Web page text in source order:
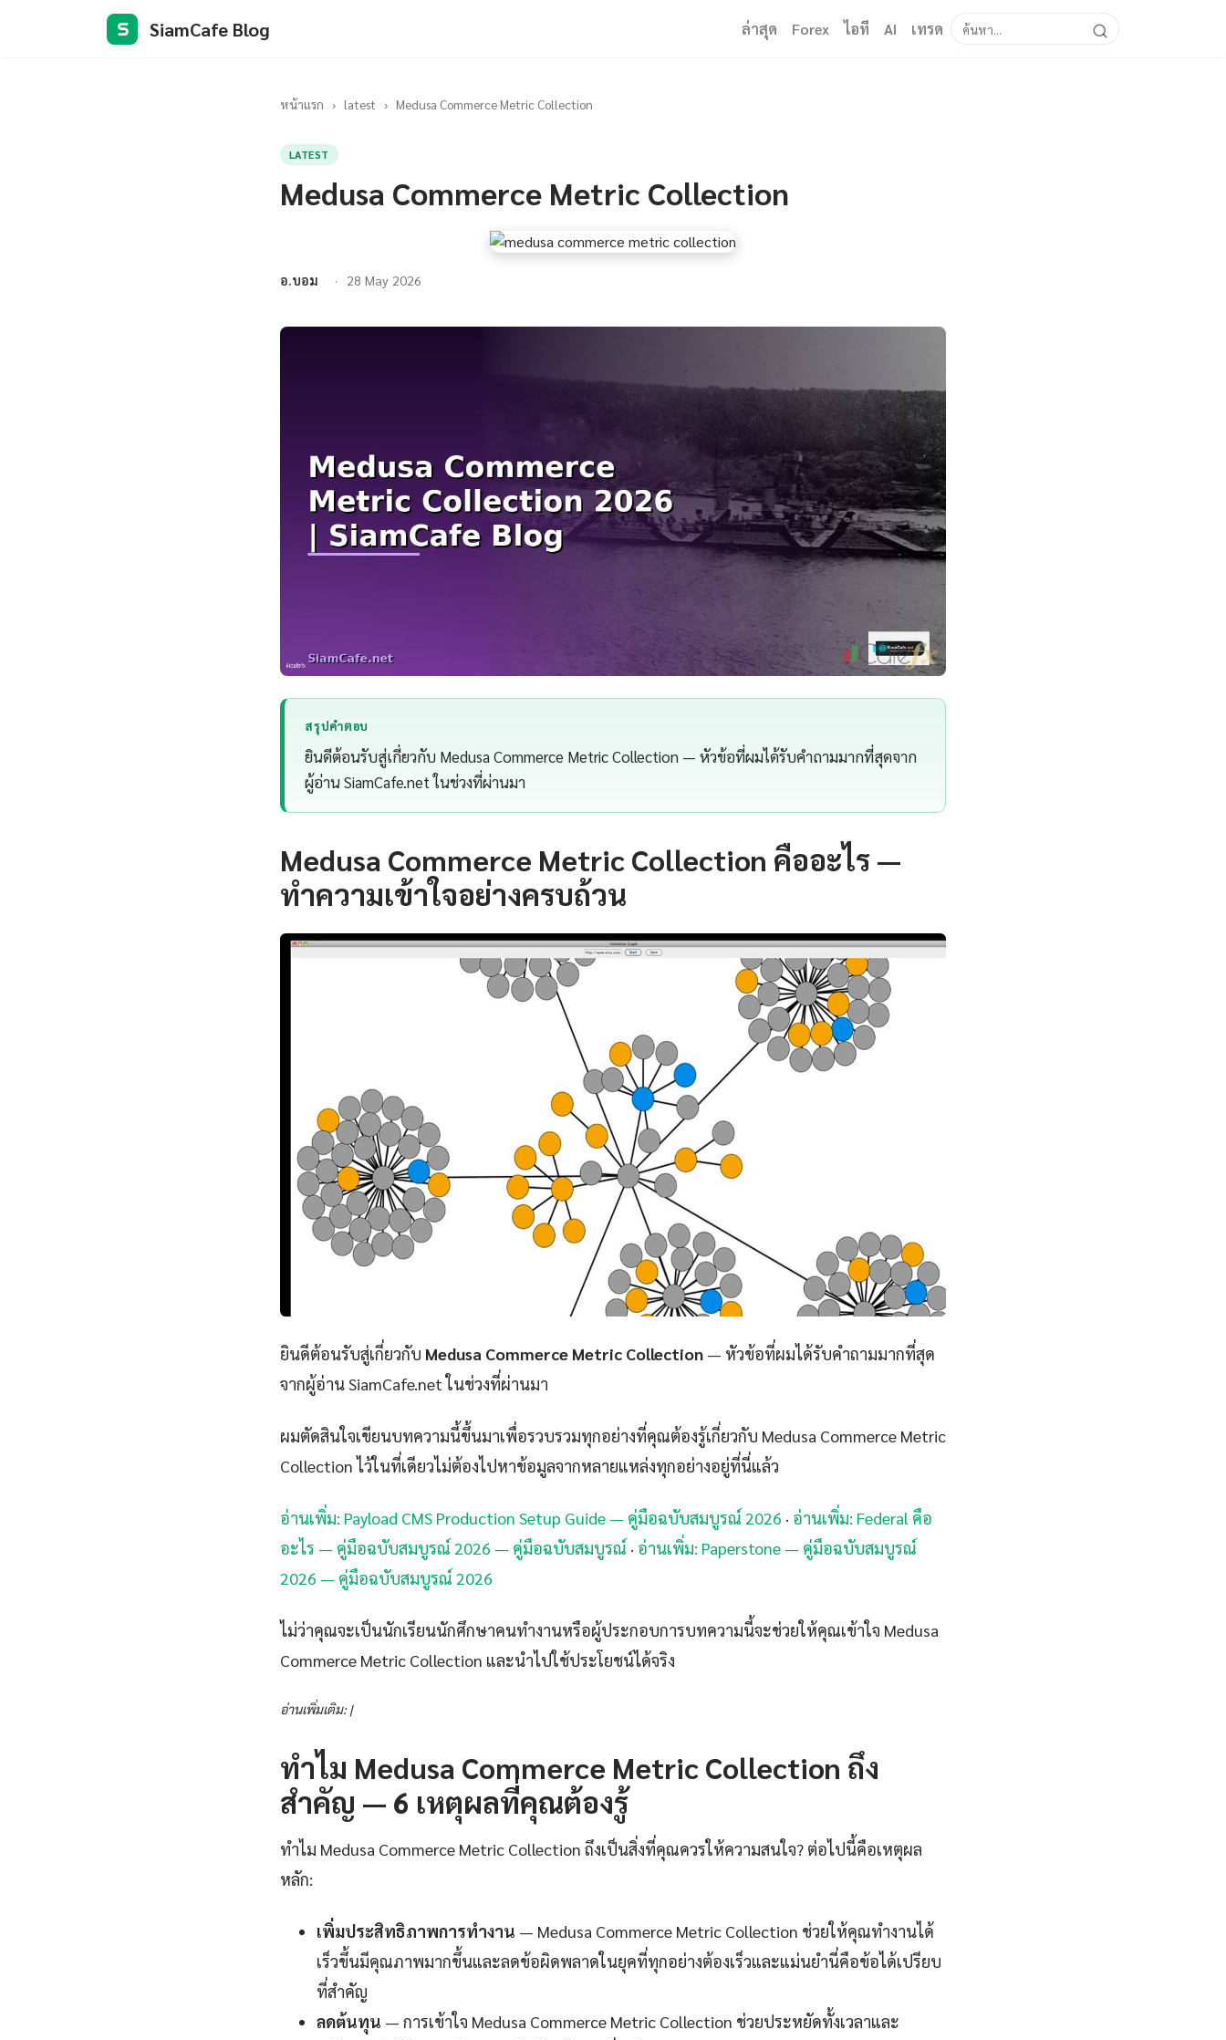
S SiamCafe Blog ล่าสุด Forex ไอที AI เทรด
หน้าแรก › latest › Medusa Commerce Metric Collection
LATEST
Medusa Commerce Metric Collection
อ.บอม 28 May 2026
สรุปคำตอบ
ยินดีต้อนรับสู่เกี่ยวกับ Medusa Commerce Metric Collection — หัวข้อที่ผมได้รับคำถามมากที่สุดจาก
ผู้อ่าน SiamCafe.net ในช่วงที่ผ่านมา
Medusa Commerce Metric Collection คืออะไร —
ทำความเข้าใจอย่างครบถ้วน
ยินดีต้อนรับสู่เกี่ยวกับ Medusa Commerce Metric Collection — หัวข้อที่ผมได้รับคำถามมากที่สุด
จากผู้อ่าน SiamCafe.net ในช่วงที่ผ่านมา
ผมตัดสินใจเขียนบทความนี้ขึ้นมาเพื่อรวบรวมทุกอย่างที่คุณต้องรู้เกี่ยวกับ Medusa Commerce Metric
Collection ไว้ในที่เดียวไม่ต้องไปหาข้อมูลจากหลายแหล่งทุกอย่างอยู่ที่นี่แล้ว
อ่านเพิ่ม: Payload CMS Production Setup Guide — คู่มือฉบับสมบูรณ์ 2026 · อ่านเพิ่ม: Federal คือ
อะไร — คู่มือฉบับสมบูรณ์ 2026 — คู่มือฉบับสมบูรณ์ · อ่านเพิ่ม: Paperstone — คู่มือฉบับสมบูรณ์
2026 — คู่มือฉบับสมบูรณ์ 2026
ไม่ว่าคุณจะเป็นนักเรียนนักศึกษาคนทำงานหรือผู้ประกอบการบทความนี้จะช่วยให้คุณเข้าใจ Medusa
Commerce Metric Collection และนำไปใช้ประโยชน์ได้จริง
อ่านเพิ่มเติม: |
ทำไม Medusa Commerce Metric Collection ถึง
สำคัญ — 6 เหตุผลที่คุณต้องรู้
ทำไม Medusa Commerce Metric Collection ถึงเป็นสิ่งที่คุณควรให้ความสนใจ? ต่อไปนี้คือเหตุผล
หลัก:
เพิ่มประสิทธิภาพการทำงาน — Medusa Commerce Metric Collection ช่วยให้คุณทำงานได้
เร็วขึ้นมีคุณภาพมากขึ้นและลดข้อผิดพลาดในยุคที่ทุกอย่างต้องเร็วและแม่นยำนี่คือข้อได้เปรียบ
ที่สำคัญ
ลดต้นทุน — การเข้าใจ Medusa Commerce Metric Collection ช่วยประหยัดทั้งเวลาและ